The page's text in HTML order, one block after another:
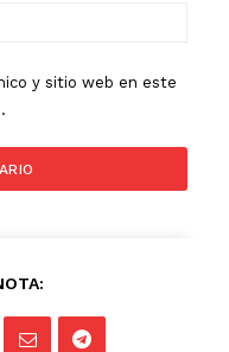
y sitio web en este